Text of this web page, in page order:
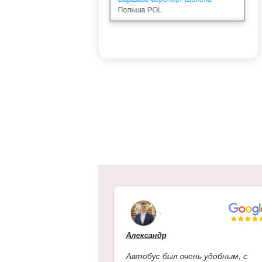
Александр
Автобус был очень удобным, с